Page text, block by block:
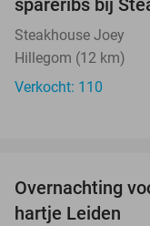
spareribs bij
Steakhouse Joey
Hillegom (12 km)
Verkocht: 110
Overnachting
hartje Leiden